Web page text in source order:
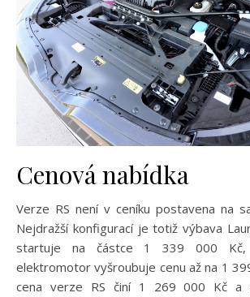
Cenová nabídka
Verze RS není v ceníku postavena na
Nejdražší konfigurací je totiž výbava
startuje na částce 1 339 000 Kč,
elektromotor vyšroubuje cenu až na 1
cena verze RS činí 1 269 000 Kč a